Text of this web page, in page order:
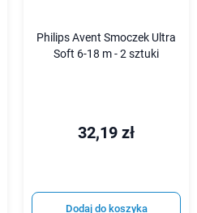
Philips Avent Smoczek Ultra
Soft 6-18 m - 2 sztuki
32,19 zł
Dodaj do koszyka